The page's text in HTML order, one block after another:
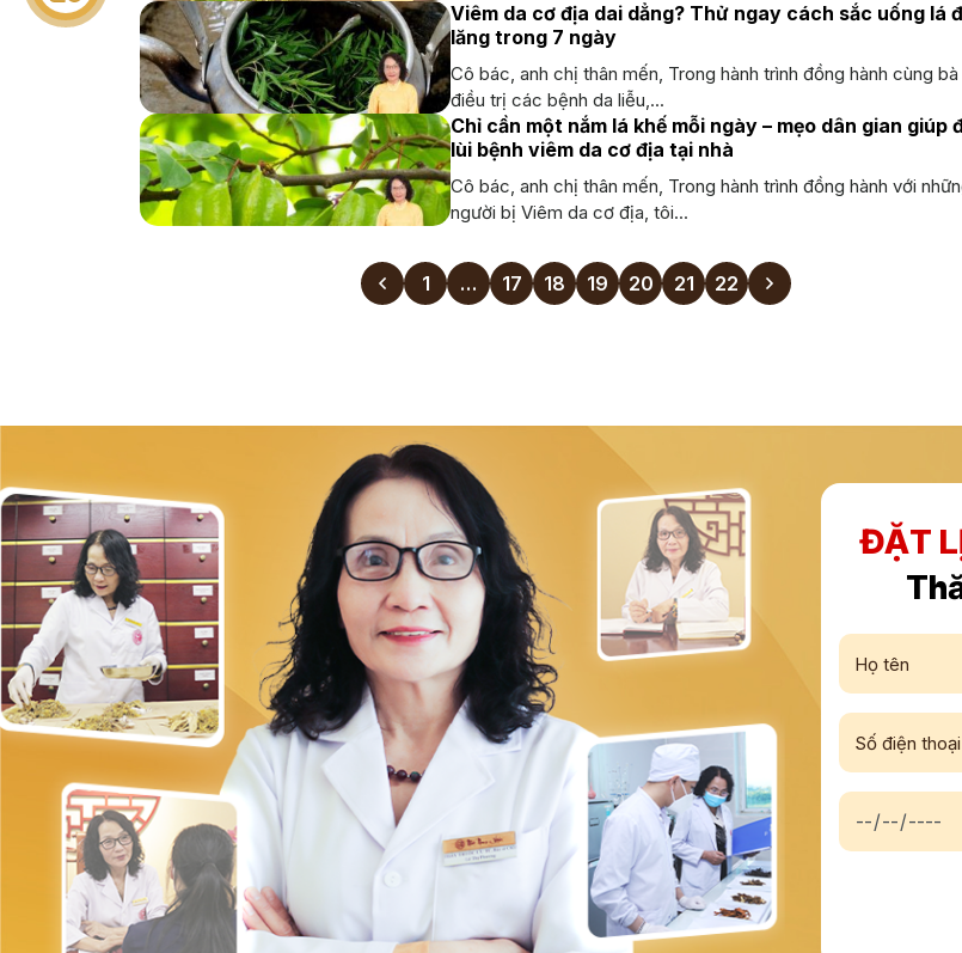
Viêm da cơ địa dai dẳng? Thử ngay cách sắc uống lá
lăng trong 7 ngày
Cô bác, anh chị thân mến, Trong hành trình đồng hành cùng
điều trị các bệnh da liễu,...
Chỉ cần một nắm lá khế mỗi ngày – mẹo dân gian giúp
lùi bệnh viêm da cơ địa tại nhà
Cô bác, anh chị thân mến, Trong hành trình đồng hành với
người bị Viêm da cơ địa, tôi...
1 … 17 18 19 20 21 22
ĐẶT